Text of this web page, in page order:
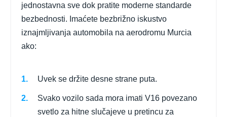
jednostavna sve dok pratite moderne standarde
bezbednosti. Imaćete bezbrižno iskustvo
iznajmljivanja automobila na aerodromu Murcia
ako:
Uvek se držite desne strane puta.
Svako vozilo sada mora imati V16 povezano
svetlo za hitne slučajeve u pretincu za